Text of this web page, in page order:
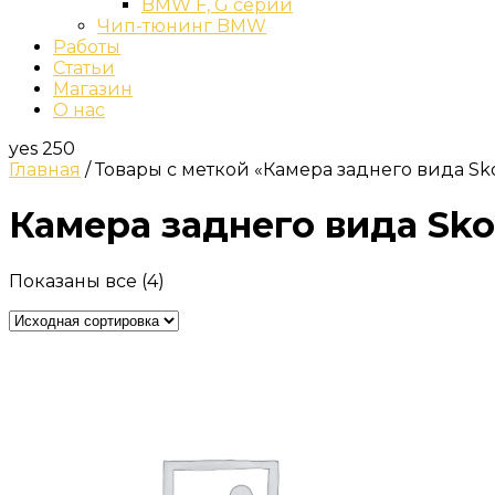
BMW F, G серии
Чип-тюнинг BMW
Работы
Статьи
Магазин
О нас
yes 250
Главная / Товары с меткой «Камера заднего вида
Камера заднего вида
Показаны все (4)